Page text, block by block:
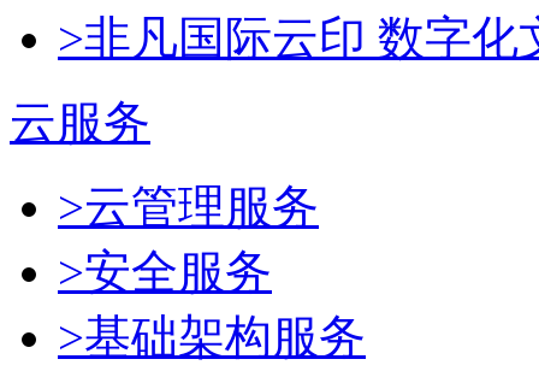
>非凡国际云印 数字化
云服务
>云管理服务
>安全服务
>基础架构服务